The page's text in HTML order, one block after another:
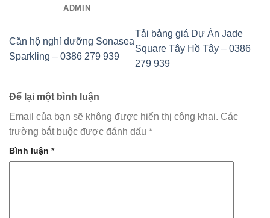
ADMIN
Căn hộ nghỉ dưỡng Sonasea
Sparkling – 0386 279 939
Tải bảng giá Dự Án Jade
Square Tây Hồ Tây – 0386
279 939
Để lại một bình luận
Email của bạn sẽ không được hiển thị công khai. Các
trường bắt buộc được đánh dấu *
Bình luận *